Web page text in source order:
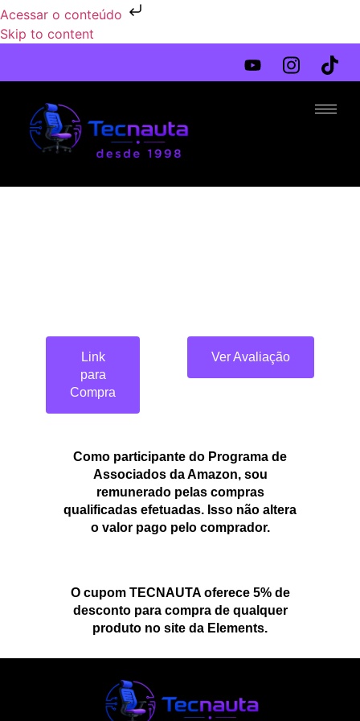
Acessar o conteúdo
Skip to content
Link
para
Compra
Ver Avaliação
Como participante do Programa de
Associados da Amazon, sou
remunerado pelas compras
qualificadas efetuadas. Isso não altera
o valor pago pelo comprador.
O cupom TECNAUTA oferece 5% de
desconto para compra de qualquer
produto no site da Elements.